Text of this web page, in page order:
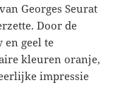
Georges Seurat
Door de
geel te
kleuren oranje,
impressie